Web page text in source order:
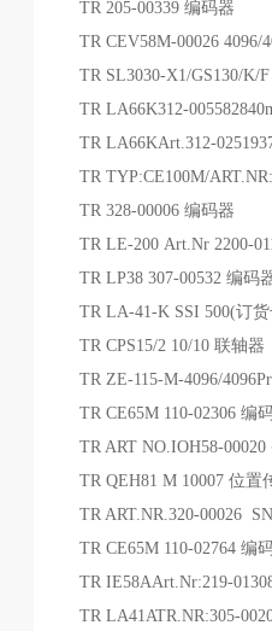
TR 205-00339 编码器
TR CEV58M-00026 4096/
TR SL3030-X1/GS130/K/
TR LA66K312-
TR LA66KArt.312-
TR TYP:CE100M/
TR 328-00006 编码器
TR LE-200 Art.Nr 2200-
TR LP38 307-00532 编码
TR LA-41-K SSI 500(订
TR CPS15/2 10/10 联轴器
TR ZE-115-M-4096/
TR CE65M 110-02306 编
TR ART NO.IOH58-00020
TR QEH81 M 10007 位置
TR ART.NR.320-00026
TR CE65M 110-02764 编
TR IE58AArt.Nr:219-
TR LA41ATR.NR:305-